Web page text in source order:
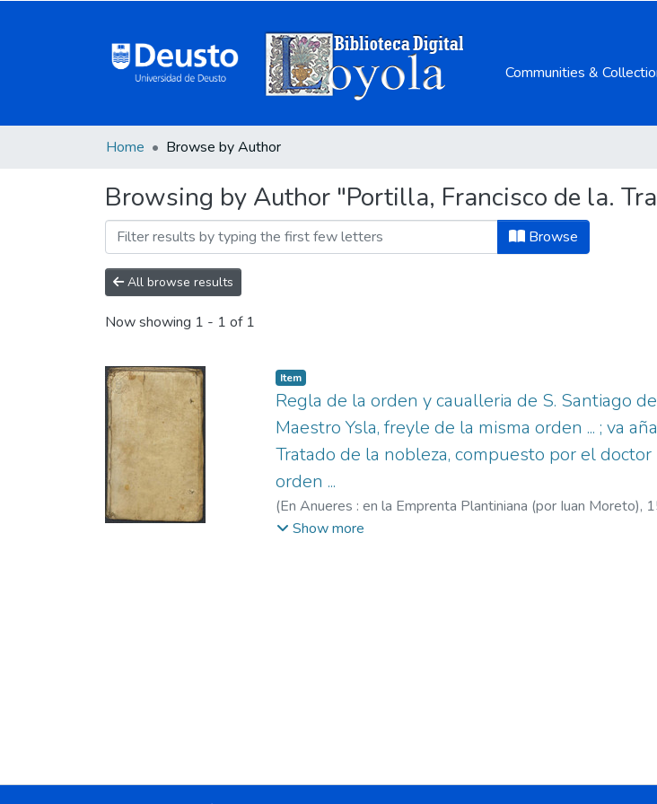
Communities &
Home Browse by Author
Browsing by Author "Portilla, Francisco de la.
Browse
All browse results
Now showing 1 - 1 of 1
Item
Regla de la orden y caualleria de S. Santiago
Maestro Ysla, freyle de la misma orden ... ; va
Tratado de la nobleza, compuesto por el
orden ...
(En Anueres : en la Emprenta Plantiniana (por Iuan Moreto),
1543-1610.;Portilla, Francisco de la. Tratado de la nobleza.
Show more